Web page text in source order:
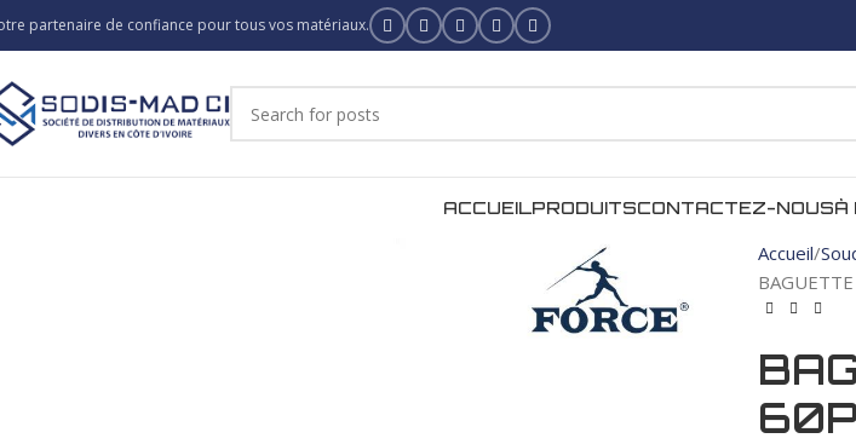
partenaire de confiance pour tous vos matériaux.
ACCUEILPRODUITSCONTACTEZ-NOUSÀ
Accueil